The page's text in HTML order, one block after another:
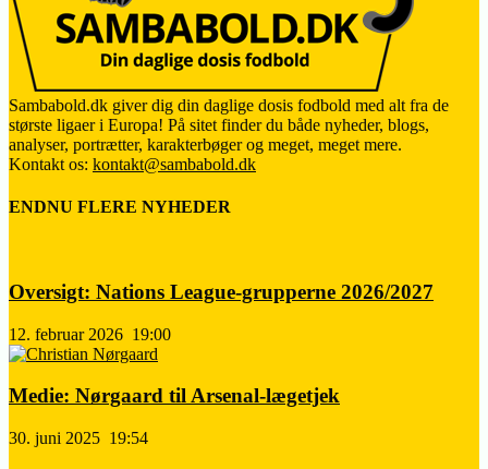
Sambabold.dk giver dig din daglige dosis fodbold med alt fra de
største ligaer i Europa! På sitet finder du både nyheder, blogs,
analyser, portrætter, karakterbøger og meget, meget mere.
Kontakt os: kontakt@sambabold.dk
ENDNU FLERE NYHEDER
Oversigt: Nations League-grupperne 2026/2027
12. februar 2026 19:00
Medie: Nørgaard til Arsenal-lægetjek
30. juni 2025 19:54